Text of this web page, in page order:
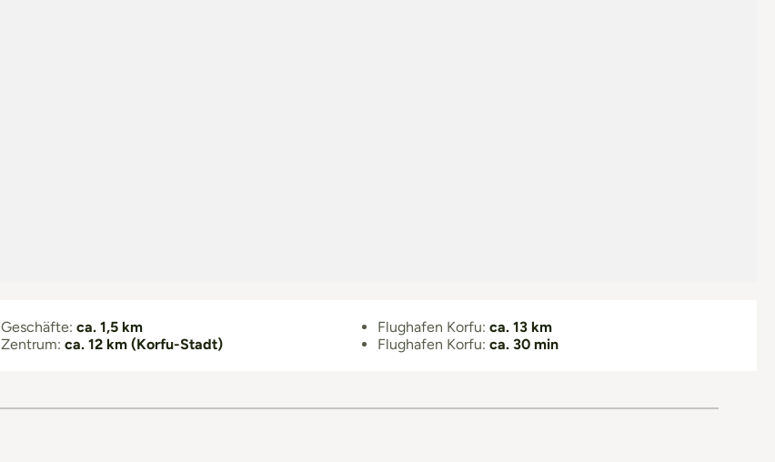
Geschäfte: ca. 1,5 km
Zentrum: ca. 12 km (Korfu-Stadt)
Flughafen Korfu: ca. 13 km
Flughafen Korfu: ca. 30 min